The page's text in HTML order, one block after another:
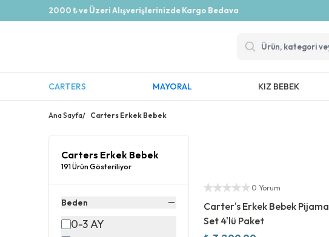
2000 ₺ ve Üzeri Alışverişlerinizde Kargo Bedava
CARTERS MAYORAL KIZ BEBEK
Ana Sayfa/ Carters Erkek Bebek
Carters Erkek Bebek
191 Ürün Gösteriliyor
Beden
0-3 AY
0 Yorum
Carter's Erkek Bebek Pijama
Set 4'lü Paket